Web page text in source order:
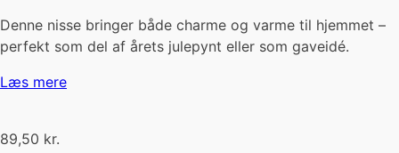
Denne nisse bringer både charme og varme til hjemmet –
perfekt som del af årets julepynt eller som gaveidé.
Læs mere
89,50 kr.